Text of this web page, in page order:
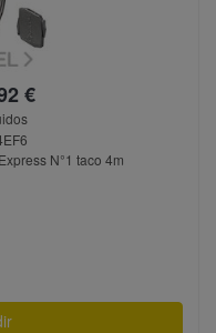
€
N°1 taco 4m